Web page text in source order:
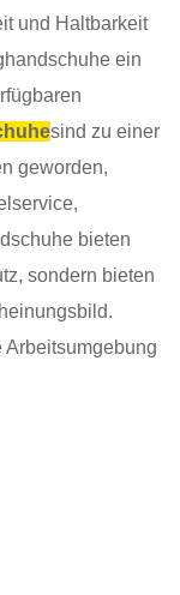
und Haltbarkeit
ein
sind zu einer
geworden,
bieten
sondern bieten
Arbeitsumgebung